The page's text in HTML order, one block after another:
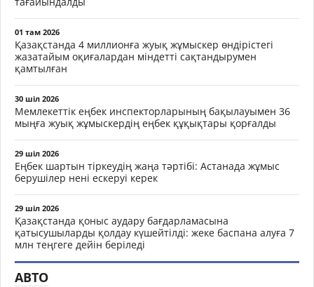
01 там 2026
Қазақстанда 4 миллионға жуық жұмыскер өндірістегі
жазатайым оқиғалардан міндетті сақтандырумен
қамтылған
30 шіл 2026
Мемлекеттік еңбек инспекторларының бақылауымен 36
мыңға жуық жұмыскердің еңбек құқықтары қорғалды
29 шіл 2026
Еңбек шартын тіркеудің жаңа тәртібі: Астанада жұмыс
берушілер нені ескеруі керек
29 шіл 2026
Қазақстанда қоныс аудару бағдарламасына
қатысушыларды қолдау күшейтілді: жеке баспана алуға 7
млн теңгеге дейін беріледі
АВТО